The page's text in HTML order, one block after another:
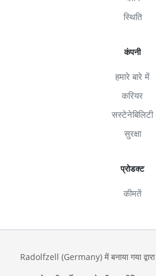
स्थिति
कंपनी
हमारे बारे में
करियर
सस्टेनेबिलिटी
सुरक्षा
प्रोडक्ट
कीमतें
Radolfzell (Germany) में बनाया गया द्वारा